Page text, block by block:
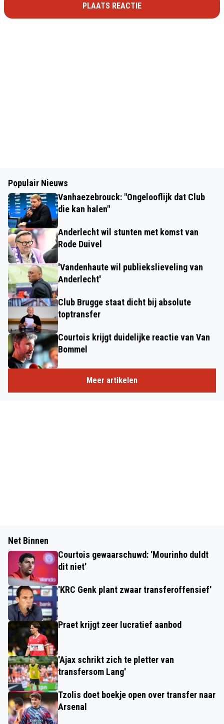
PLAATS REACTIE
Populair Nieuws
Vanhaezebrouck: "Ongelooflijk dat Club
die kan halen"
Anderlecht wil stunten met komst van
Rode Duivel
'Vandenhaute wil publiekslieveling van
Anderlecht'
Club Brugge staat dicht bij absolute
toptransfer
Courtois krijgt duidelijke reactie van Van
Bommel
Meer artikelen
Net Binnen
Courtois gewaarschuwd: 'Mourinho duldt
dit niet'
'KRC Genk plant zwaar transferoffensief'
Praet krijgt zeer lucratief aanbod
'Ajax schrikt zich te pletter van
transfersom Lang'
Tzolis doet boekje open over transfer naar
Arsenal